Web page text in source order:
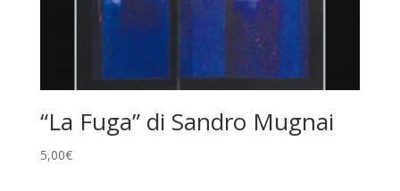
“La Fuga” di Sandro Mugnai
5,00€